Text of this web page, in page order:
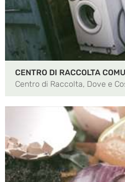
CENTRO DI RACCOLTA
Centro di Raccolta, Dove e